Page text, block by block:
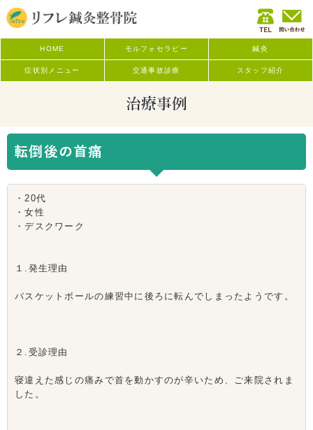
HOME モルフォセラピー 鍼灸
症状別メニュー 交通事故診療 スタッフ紹介
治療事例
転倒後の首痛
・20代
・女性
・デスクワーク
１.発生理由
バスケットボールの練習中に後ろに転んでしまったようです。
２.受診理由
寝違えた感じの痛みで首を動かすのが辛いため、ご来院されま
した。